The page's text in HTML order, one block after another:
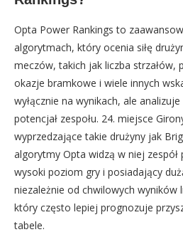
Opta Power Rankings to
algorytmach, który ocenia siłę
meczów, takich jak liczba strzałów,
okazje bramkowe i wiele innych
wyłącznie na wynikach, ale
potencjał zespołu. 24. miejsce
wyprzedzające takie drużyny jak
algorytmy Opta widzą w niej zespół
wysoki poziom gry i posiadający
niezależnie od chwilowych wyników
który często lepiej prognozuje
tabele.